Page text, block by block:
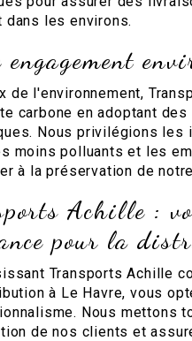
dans les environs.
engagement
de l'environnement,
carbone en adoptant
Nous privilégions les
moins polluants et les
à la préservation de
Achille :
pour la
Transports Achille
à Le Havre, vous
Nous mettons
de nos clients et